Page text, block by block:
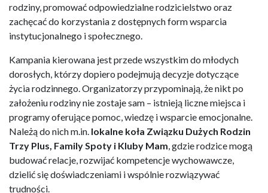
rodziny, promować odpowiedzialne rodzicielstwo oraz
zachęcać do korzystania z dostępnych form wsparcia
instytucjonalnego i społecznego.
Kampania kierowana jest przede wszystkim do młodych
dorosłych, którzy dopiero podejmują decyzje dotyczące
życia rodzinnego. Organizatorzy przypominają, że nikt po
założeniu rodziny nie zostaje sam – istnieją liczne miejsca i
programy oferujące pomoc, wiedzę i wsparcie emocjonalne.
Należą do nich m.in. lokalne koła Związku Dużych Rodzin
Trzy Plus, Family Spoty i Kluby Mam, gdzie rodzice mogą
budować relacje, rozwijać kompetencje wychowawcze,
dzielić się doświadczeniami i wspólnie rozwiązywać
trudności.